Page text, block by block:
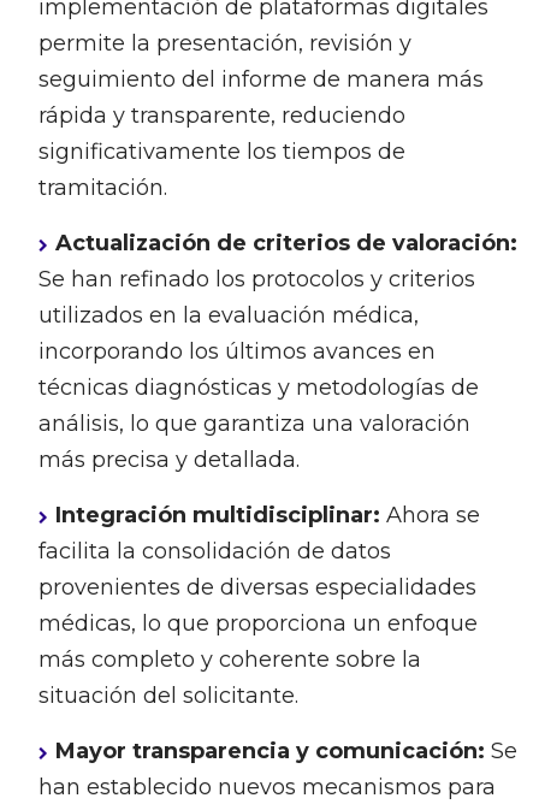
implementación de plataformas digitales
permite la presentación, revisión y
seguimiento del informe de manera más
rápida y transparente, reduciendo
significativamente los tiempos de
tramitación.
Actualización de criterios de valoración:
Se han refinado los protocolos y criterios
utilizados en la evaluación médica,
incorporando los últimos avances en
técnicas diagnósticas y metodologías de
análisis, lo que garantiza una valoración
más precisa y detallada.
Integración multidisciplinar: Ahora se
facilita la consolidación de datos
provenientes de diversas especialidades
médicas, lo que proporciona un enfoque
más completo y coherente sobre la
situación del solicitante.
Mayor transparencia y comunicación: Se
han establecido nuevos mecanismos para